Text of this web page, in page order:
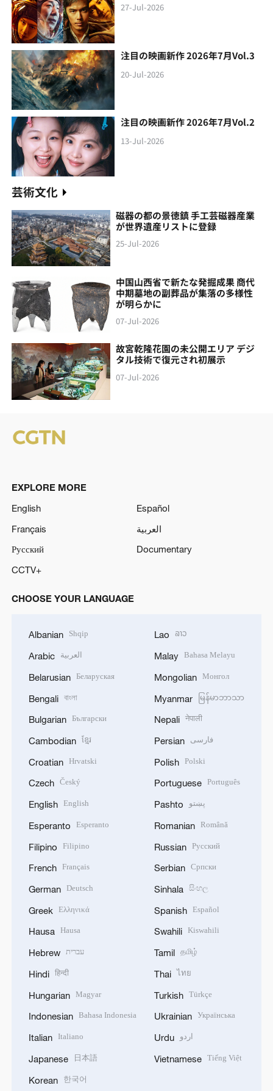
27-Jul-2026
注目の映画新作 2026年7月Vol.3
20-Jul-2026
注目の映画新作 2026年7月Vol.2
13-Jul-2026
芸術文化
磁器の都の景徳鎮 手工芸磁器産業
が世界遺産リストに登録
25-Jul-2026
中国山西省で新たな発掘成果 商代
中期墓地の副葬品が集落の多様性
が明らかに
07-Jul-2026
故宮乾隆花園の未公開エリア デジ
タル技術で復元され初展示
07-Jul-2026
EXPLORE MORE
English
Español
Français
العربية
Русский
Documentary
CCTV+
CHOOSE YOUR LANGUAGE
Albanian Shqip
Arabic العربية
Belarusian Беларуская
Bengali বাংলা
Bulgarian Български
Cambodian ខ្មែរ
Croatian Hrvatski
Czech Český
English English
Esperanto Esperanto
Filipino Filipino
French Français
German Deutsch
Greek Ελληνικά
Hausa Hausa
Hebrew עברית
Hindi हिन्दी
Hungarian Magyar
Indonesian Bahasa Indonesia
Italian Italiano
Japanese 日本語
Korean 한국어
Lao ລາວ
Malay Bahasa Melayu
Mongolian Монгол
Myanmar မြန်မာဘာသာ
Nepali नेपाली
Persian فارسی
Polish Polski
Portuguese Português
Pashto پښتو
Romanian Română
Russian Русский
Serbian Српски
Sinhala සිංහල
Spanish Español
Swahili Kiswahili
Tamil தமிழ்
Thai ไทย
Turkish Türkçe
Ukrainian Українська
Urdu اردو
Vietnamese Tiếng Việt